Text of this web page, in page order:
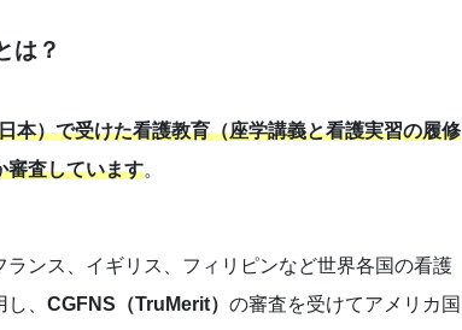
は？
本）で受けた看護教育（座学講義と看護実習の履修
審査しています。
ンス、イギリス、フィリピンなど世界各国の看護
、 CGFNS（TruMerit） の審査を受けてアメリカ国